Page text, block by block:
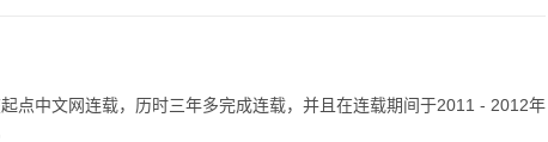
点中文网连载，历时三年多完成连载，并且在连载期间于2011 - 2012年